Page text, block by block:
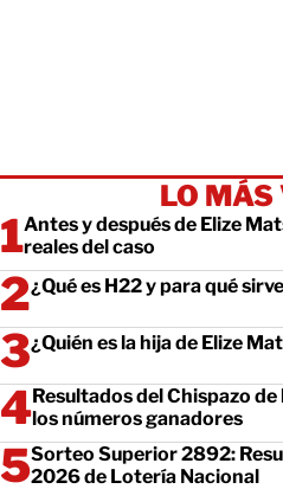
LO MÁS
Antes y después de Elize
reales del caso
¿Qué es H22 y para qué
¿Quién es la hija de Elize
Resultados del Chispazo
los números ganadores
Sorteo Superior 2892:
2026 de Lotería Nacional